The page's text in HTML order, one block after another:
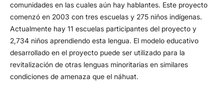
comunidades en las cuales aún hay hablantes. Este proyecto
comenzó en 2003 con tres escuelas y 275 niños indígenas.
Actualmente hay 11 escuelas participantes del proyecto y
2,734 niños aprendiendo esta lengua. El modelo educativo
desarrollado en el proyecto puede ser utilizado para la
revitalización de otras lenguas minoritarias en similares
condiciones de amenaza que el náhuat.